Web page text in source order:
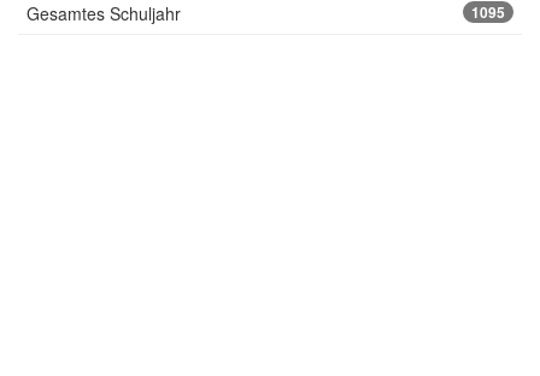
Gesamtes Schuljahr 1095